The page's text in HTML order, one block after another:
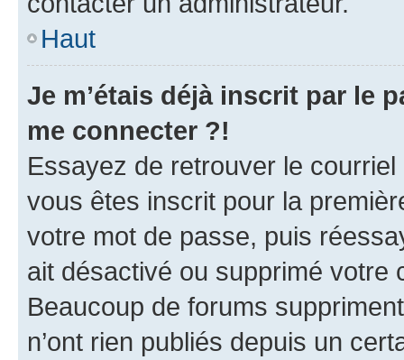
Haut
Je m’étais déjà inscrit par le
me connecter ?!
Essayez de retrouver le
vous êtes inscrit pour la
votre mot de passe, puis
ait désactivé ou supprimé votre
Beaucoup de forums
n’ont rien publiés depuis un